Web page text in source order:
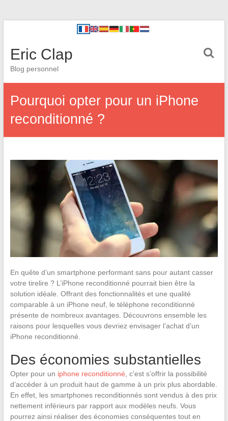
Eric Clap
Blog personnel
Pourquoi opter pour un iPhone
reconditionné ?
En quête d’un smartphone performant sans pour autant casser
votre tirelire ? L’iPhone reconditionné pourrait bien être la
solution idéale. Offrant des fonctionnalités et une qualité
comparable à un iPhone neuf, le téléphone reconditionné
présente de nombreux avantages. Découvrons ensemble les
raisons pour lesquelles vous devriez envisager l’achat d’un
iPhone reconditionné.
Des économies substantielles
Opter pour un iphone reconditionné , c’est s’offrir la possibilité
d’accéder à un produit haut de gamme à un prix plus abordable.
En effet, les smartphones reconditionnés sont vendus à des prix
nettement inférieurs par rapport aux modèles neufs. Vous
pourrez ainsi réaliser des économies conséquentes tout en